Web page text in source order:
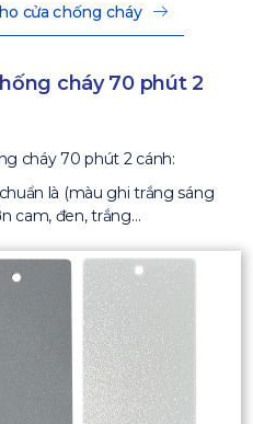
cửa chống cháy
cháy 70 phút 2
cháy 70 phút 2 cánh:
là (màu ghi trắng sáng
cam, đen, trắng…